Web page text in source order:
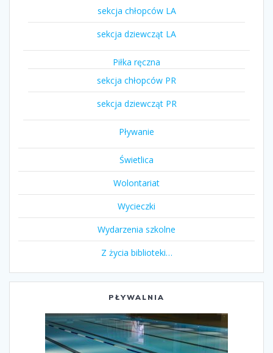
sekcja chłopców LA
sekcja dziewcząt LA
Piłka ręczna
sekcja chłopców PR
sekcja dziewcząt PR
Pływanie
Świetlica
Wolontariat
Wycieczki
Wydarzenia szkolne
Z życia biblioteki…
PŁYWALNIA